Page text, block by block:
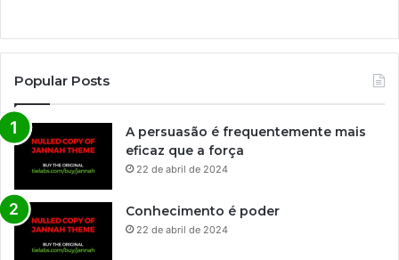
Popular Posts
A persuasão é frequentemente mais
eficaz que a força
22 de abril de 2024
Conhecimento é poder
22 de abril de 2024